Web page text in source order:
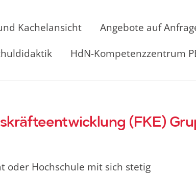
Kachelansicht Angebote auf
HdN-Kompetenzzentrum
(FKE)
oder Hochschule mit sich stetig